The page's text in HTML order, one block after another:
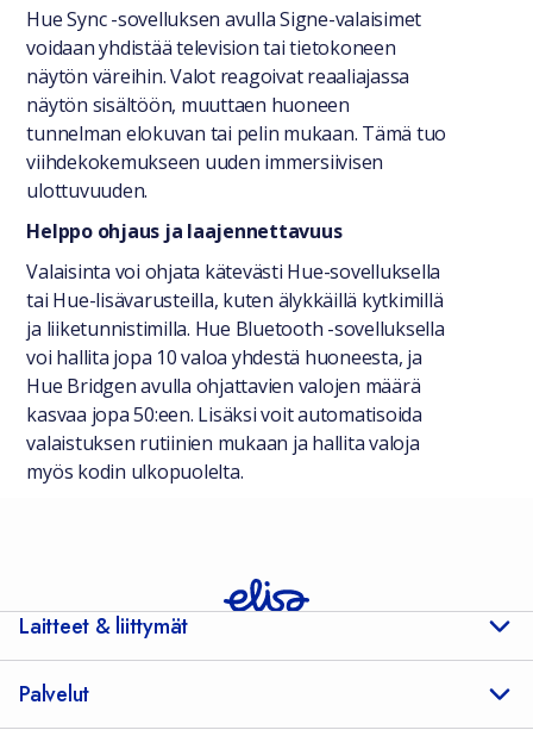
Hue Sync -sovelluksen avulla Signe-valaisimet
voidaan yhdistää television tai tietokoneen
näytön väreihin. Valot reagoivat reaaliajassa
näytön sisältöön, muuttaen huoneen
tunnelman elokuvan tai pelin mukaan. Tämä tuo
viihdekokemukseen uuden immersiivisen
ulottuvuuden.
Helppo ohjaus ja laajennettavuus
Valaisinta voi ohjata kätevästi Hue-sovelluksella
tai Hue-lisävarusteilla, kuten älykkäillä kytkimillä
ja liiketunnistimilla. Hue Bluetooth -sovelluksella
voi hallita jopa 10 valoa yhdestä huoneesta, ja
Hue Bridgen avulla ohjattavien valojen määrä
kasvaa jopa 50:een. Lisäksi voit automatisoida
valaistuksen rutiinien mukaan ja hallita valoja
myös kodin ulkopuolelta.
Laitteet & liittymät
Palvelut